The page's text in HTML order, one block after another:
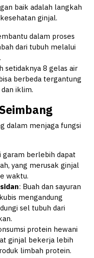
baik adalah langkah
ginjal.
dalam proses
dari tubuh melalui
setidaknya 8 gelas air
berbeda tergantung
dan iklim.
dalam menjaga fungsi
garam berlebih dapat
yang merusak ginjal
waktu.
: Buah dan sayuran
mengandung
sel tubuh dari
protein hewani
ginjal bekerja lebih
limbah protein.